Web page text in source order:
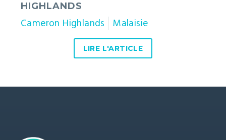
HIGHLANDS
Cameron Highlands Malaisie
LIRE L'ARTICLE